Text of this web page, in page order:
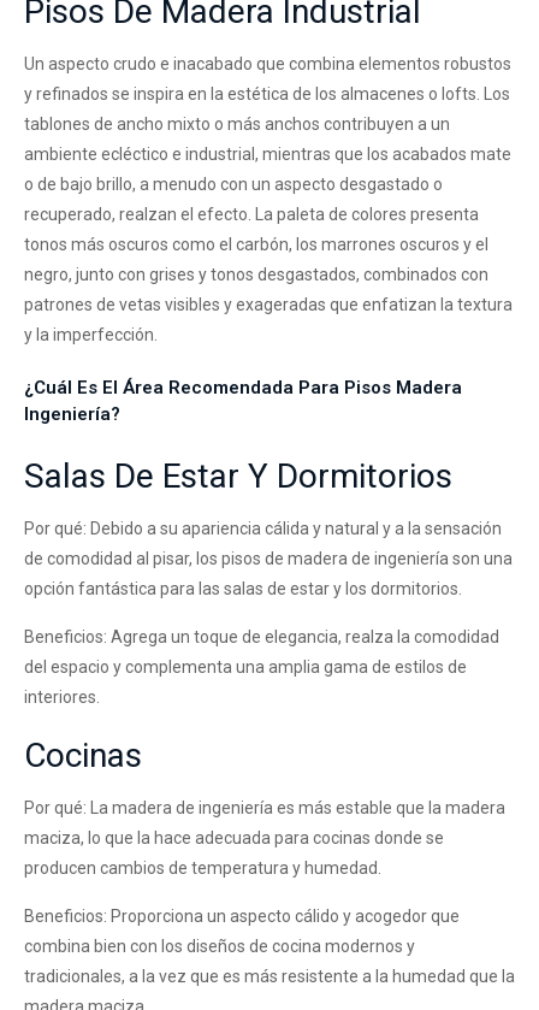
Pisos De Madera Industrial
Un aspecto crudo e inacabado que combina elementos robustos
y refinados se inspira en la estética de los almacenes o lofts. Los
tablones de ancho mixto o más anchos contribuyen a un
ambiente ecléctico e industrial, mientras que los acabados mate
o de bajo brillo, a menudo con un aspecto desgastado o
recuperado, realzan el efecto. La paleta de colores presenta
tonos más oscuros como el carbón, los marrones oscuros y el
negro, junto con grises y tonos desgastados, combinados con
patrones de vetas visibles y exageradas que enfatizan la textura
y la imperfección.
¿Cuál Es El Área Recomendada Para Pisos Madera
Ingeniería?
Salas De Estar Y Dormitorios
Por qué: Debido a su apariencia cálida y natural y a la sensación
de comodidad al pisar, los pisos de madera de ingeniería son una
opción fantástica para las salas de estar y los dormitorios.
Beneficios: Agrega un toque de elegancia, realza la comodidad
del espacio y complementa una amplia gama de estilos de
interiores.
Cocinas
Por qué: La madera de ingeniería es más estable que la madera
maciza, lo que la hace adecuada para cocinas donde se
producen cambios de temperatura y humedad.
Beneficios: Proporciona un aspecto cálido y acogedor que
combina bien con los diseños de cocina modernos y
tradicionales, a la vez que es más resistente a la humedad que la